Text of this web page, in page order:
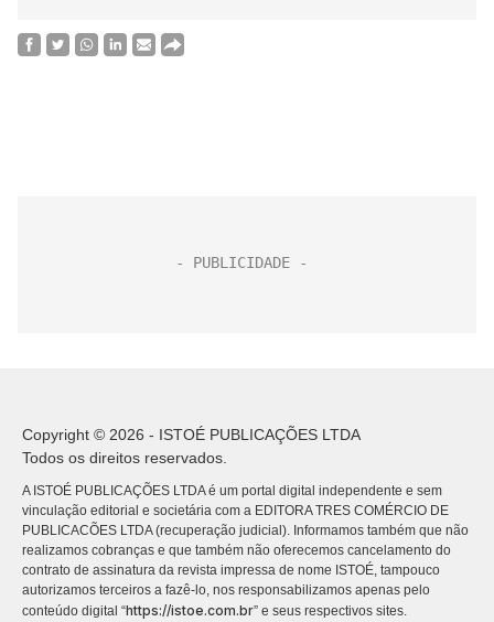
Copyright © 2026 - ISTOÉ PUBLICAÇÕES LTDA
Todos os direitos reservados.
A ISTOÉ PUBLICAÇÕES LTDA é um portal digital independente e sem
vinculação editorial e societária com a EDITORA TRES COMÉRCIO DE
PUBLICACÕES LTDA (recuperação judicial). Informamos também que não
realizamos cobranças e que também não oferecemos cancelamento do
contrato de assinatura da revista impressa de nome ISTOÉ, tampouco
autorizamos terceiros a fazê-lo, nos responsabilizamos apenas pelo
conteúdo digital “https://istoe.com.br” e seus respectivos sites.